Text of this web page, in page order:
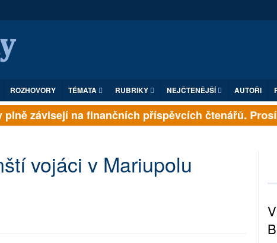
ROZHOVORY TÉMATA RUBRIKY NEJČTENĚJŠÍ AUTOŘI
závisejí na finančních příspěvcích čtenářů.
vojáci v Mariupolu